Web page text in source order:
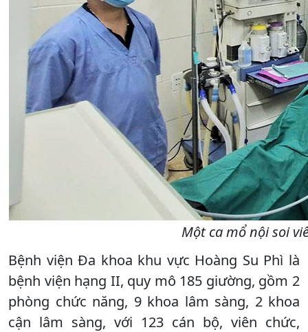
Một ca mổ nội soi
Bệnh viện Đa khoa khu vực Hoàng Su Phì là
bệnh viện hạng II, quy mô 185 giường, gồm 2
phòng chức năng, 9 khoa lâm sàng, 2 khoa
cận lâm sàng, với 123 cán bộ, viên chức,